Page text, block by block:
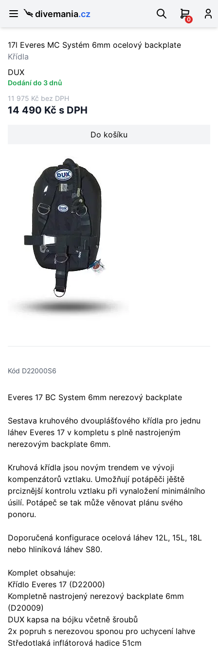
divemania.cz
0
17l Everes MC Systém 6mm ocelový backplate
Křídla
DUX
Dodání do 3 dnů
11 975 Kč bez DPH
14 490 Kč s DPH
Do košíku
Kód D22000S6
Everes 17 BC System 6mm nerezový backplate
Sestava kruhového dvouplášťového křídla pro jednu
láhev Everes 17 v kompletu s plně nastrojeným
nerezovým backplate 6mm.
Kruhová křídla jsou novým trendem ve vývoji
kompenzátorů vztlaku. Umožňují potápěči jěště
prciznější kontrolu vztlaku při vynaložení minimálního
úsilí. Potápeč se tak může věnovat plánu svého
ponoru.
Doporučená konfigurace ocelová láhev 12L, 15L, 18L
nebo hliníková láhev S80.
Komplet obsahuje:
Křídlo Everes 17 (D22000)
Kompletně nastrojený nerezový backplate 6mm
(D20009)
DUX kapsa na bójku včetně šroubů
2x popruh s nerezovou sponou pro uchycení lahve
Středotlaká inflátorová hadice 51cm